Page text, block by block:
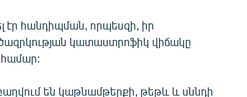
էր հանդիպման, որպեսզի, իր
կատաստրոֆիկ վիճակը
համար:
են կաթնամթերքի, թեթև և սննդի